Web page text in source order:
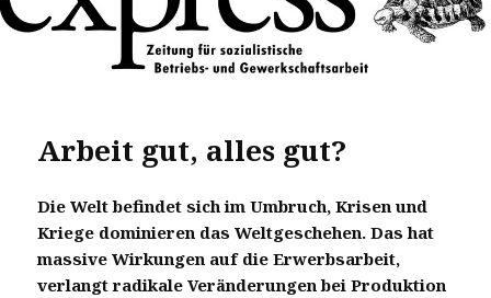
Arbeit gut, alles gut?
Die Welt befindet sich im Umbruch, Krisen und
Kriege dominieren das Weltgeschehen. Das hat
massive Wirkungen auf die Erwerbsarbeit,
verlangt radikale Veränderungen bei Produktion